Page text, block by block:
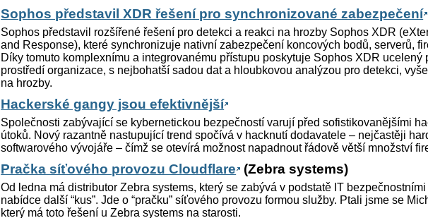
Sophos představil XDR řešení pro synchronizované zabezpečení
Sophos představil rozšířené řešení pro detekci a reakci na hrozby Sophos XDR
and Response), které synchronizuje nativní zabezpečení koncových bodů, serverů,
Díky tomuto komplexnímu a integrovanému přístupu poskytuje Sophos XDR ucelený
prostředí organizace, s nejbohatší sadou dat a hloubkovou analýzou pro detekci,
na hrozby.
Hackerské gangy jsou efektivnější
Společnosti zabývající se kybernetickou bezpečností varují před sofistikovanějšími
útoků. Nový razantně nastupující trend spočívá v hacknutí dodavatele – nejčastěji
softwarového vývojáře – čímž se otevírá možnost napadnout řádově větší množství
Pračka síťového provozu Cloudflare (Zebra systems)
Od ledna má distributor Zebra systems, který se zabývá v podstatě IT
nabídce další “kus”. Jde o “pračku” síťového provozu formou služby. Ptali jsme se
který má toto řešení u Zebra systems na starosti.